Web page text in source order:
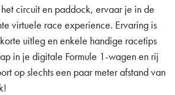
circuit en paddock, ervaar je in de
virtuele race experience. Ervaring is
uitleg en enkele handige racetips
in je digitale Formule 1-wagen en rij
op slechts een paar meter afstand van